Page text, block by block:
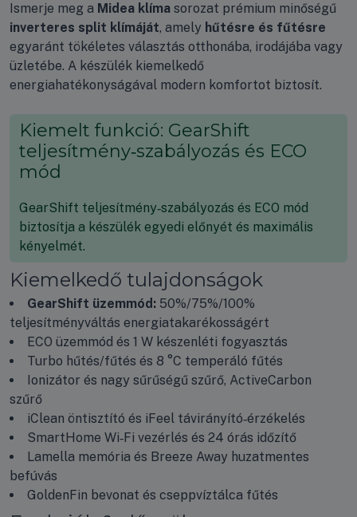
Ismerje meg a Midea klíma sorozat prémium minőségű
inverteres split klímáját, amely hűtésre és fűtésre
egyaránt tökéletes választás otthonába, irodájába vagy
üzletébe. A készülék kiemelkedő
energiahatékonyságával modern komfortot biztosít.
Kiemelt funkció: GearShift
teljesítmény‑szabályozás és ECO
mód
GearShift teljesítmény‑szabályozás és ECO mód
biztosítja a készülék egyedi előnyét és maximális
kényelmét.
Kiemelkedő tulajdonságok
GearShift üzemmód: 50%/75%/100%
teljesítményváltás energiatakarékosságért
ECO üzemmód és 1 W készenléti fogyasztás
Turbo hűtés/fűtés és 8 °C temperáló fűtés
Ionizátor és nagy sűrűségű szűrő, ActiveCarbon
szűrő
iClean öntisztító és iFeel távirányító‑érzékelés
SmartHome Wi‑Fi vezérlés és 24 órás időzítő
Lamella memória és Breeze Away huzatmentes
befúvás
GoldenFin bevonat és cseppvíztálca fűtés